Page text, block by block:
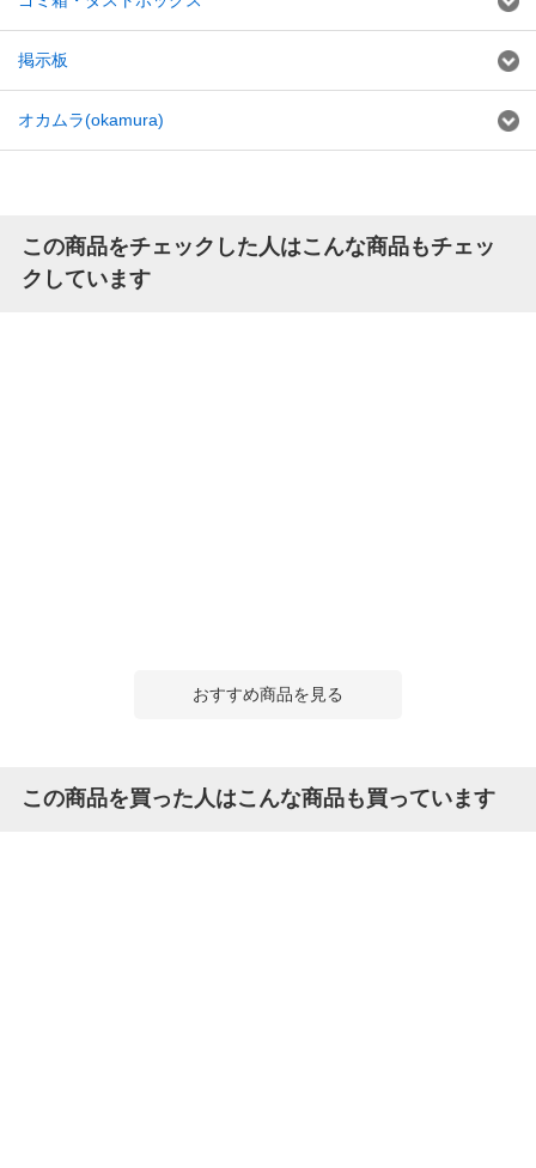
掲示板
オカムラ(okamura)
この商品をチェックした人はこんな商品もチェッ
クしています
おすすめ商品を見る
この商品を買った人はこんな商品も買っています